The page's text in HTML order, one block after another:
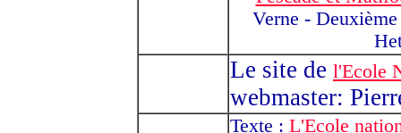
Verne -
Le site de l'Ecole
webmaster:
Texte : L'Ecole